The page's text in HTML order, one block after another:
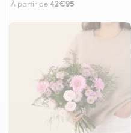
À partir de42€95